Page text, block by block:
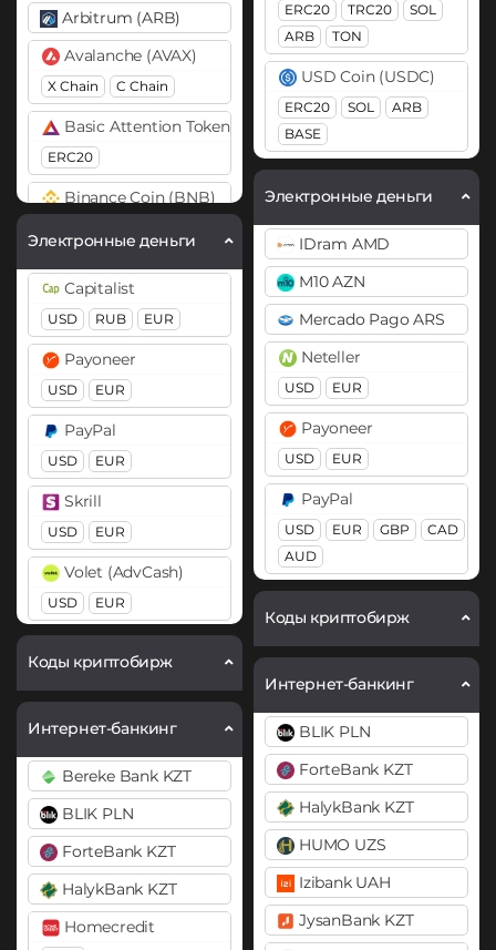
Arbitrum (ARB)
Avalanche (AVAX)
X Chain C Chain
Basic Attention Token (BAT)
ERC20
Binance Coin (BNB)
Bitcoin (BTC)
BTC BEP20
ARB
AVAXC
Bitcoin Cash (BCH)
Bitcoin SV (BSV)
BitTorrent (BTT)
Cardano (ADA)
Chainlink (LINK)
ERC20
Cosmos (ATOM)
Cronos (CRO)
DAI
ERC20
DASH
Decentraland (MANA)
Dogecoin (DOGE)
DOGE
Polkadot (DOT)
DOT
Электронные деньги
Capitalist
USD RUB EUR
Payoneer
USD EUR
PayPal
USD EUR
Skrill
USD EUR
Volet (AdvCash)
USD EUR
USD
ЮMoney RUB
Коды криптобирж
Интернет-банкинг
Bereke Bank KZT
BLIK PLN
ForteBank KZT
HalykBank KZT
Homecredit
ERC20 TRC20
SOL
ARB
TON
USD Coin (USDC)
ERC20 SOL
ARB
BASE
Электронные деньги
IDram AMD
M10 AZN
Mercado Pago ARS
Neteller
USD EUR
Payoneer
USD EUR
PayPal
USD EUR GBP
CAD
AUD
Skrill
USD EUR
Wise
USD EUR GBP
Zelle
USD
Коды криптобирж
Интернет-банкинг
BLIK PLN
ForteBank KZT
HalykBank KZT
HUMO UZS
Izibank UAH
JysanBank KZT